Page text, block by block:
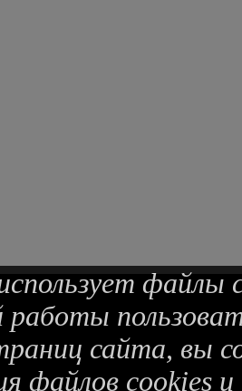
файлы
сайта, вы
файлов cookies